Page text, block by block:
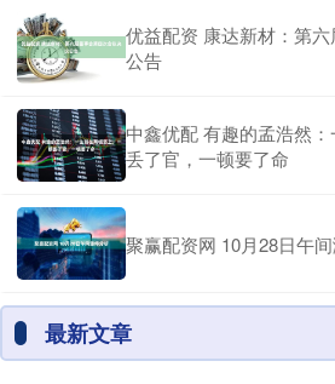
优益配资 康达新材：第
公告
中鑫优配 有趣的孟浩然
丢了官，一顿要了命
聚赢配资网 10月28日午
最新文章